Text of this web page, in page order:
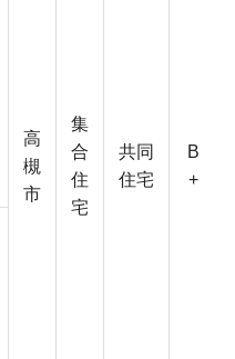
高
槻
市
集
合
住
宅
共同
住宅
B
+